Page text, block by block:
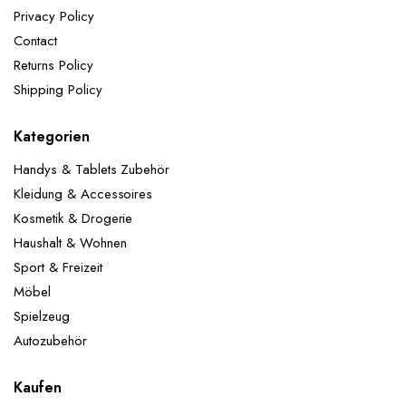
Jubiläumsfeiern, tägliche Dekorationen usw.
Lieferumfang:
Gold 2x 32" Zahlen Folienballons 5x 12"Gold
Konfetti-Ballons 5x 12"Schwarz-Ballons 5x 12"Gold-
Ballons
Jahren geeignet.
Privacy Policy
Contact
Returns Policy
Shipping Policy
Kategorien
Handys & Tablets Zubehör
Kleidung & Accessoires
Kosmetik & Drogerie
Haushalt & Wohnen
Sport & Freizeit
Möbel
Spielzeug
Autozubehör
Kaufen